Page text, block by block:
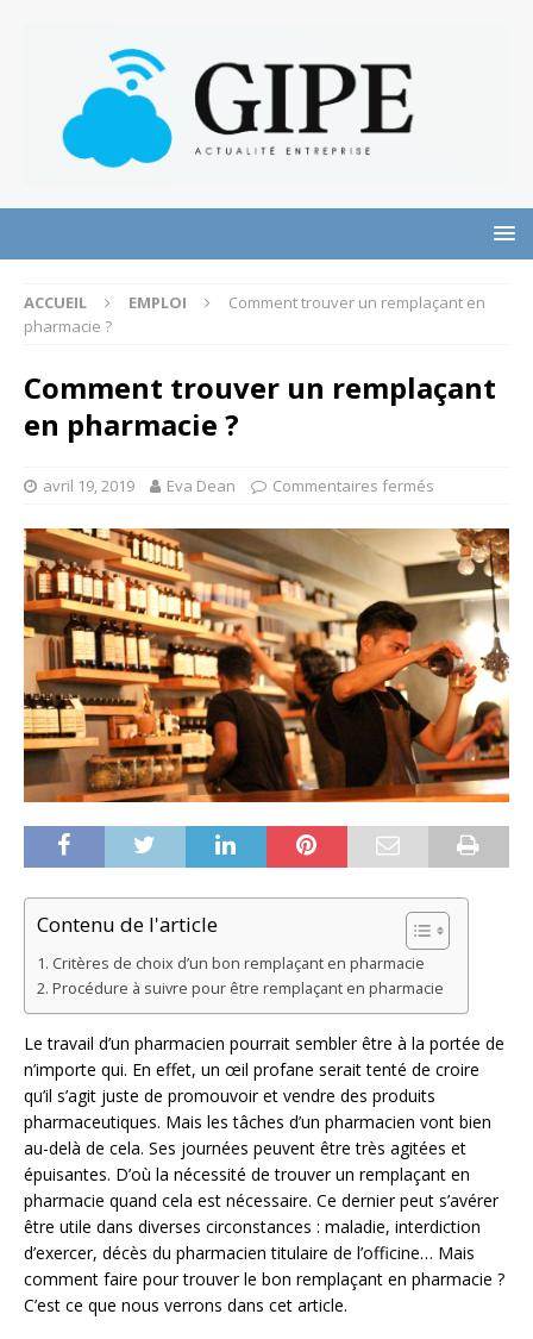
ACCUEIL EMPLOI
Comment trouver un remplaçant en
pharmacie ?
Comment trouver un remplaçant
en pharmacie ?
avril 19, 2019 Eva Dean Commentaires fermés
Contenu de l'article
Critères de choix d’un bon remplaçant en pharmacie
Procédure à suivre pour être remplaçant en pharmacie
Le travail d’un pharmacien pourrait sembler être à la portée de
n’importe qui. En effet, un œil profane serait tenté de croire
qu’il s’agit juste de promouvoir et vendre des produits
pharmaceutiques. Mais les tâches d’un pharmacien vont bien
au-delà de cela. Ses journées peuvent être très agitées et
épuisantes. D’où la nécessité de trouver un remplaçant en
pharmacie quand cela est nécessaire. Ce dernier peut s’avérer
être utile dans diverses circonstances : maladie, interdiction
d’exercer, décès du pharmacien titulaire de l’officine… Mais
comment faire pour trouver le bon remplaçant en pharmacie ?
C’est ce que nous verrons dans cet article.